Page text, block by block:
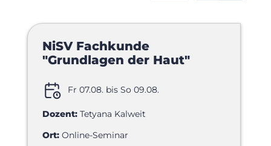
NiSV Fachkunde
"Grundlagen der Haut"
Fr 07.08. bis So 09.08.
Dozent: Tetyana Kalweit
Ort: Online-Seminar